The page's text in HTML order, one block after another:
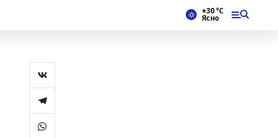
+30 °С
Ясно